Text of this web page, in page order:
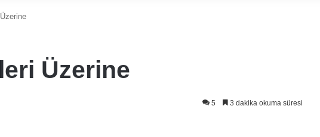
Üzerine
5 3 dakika okuma süresi